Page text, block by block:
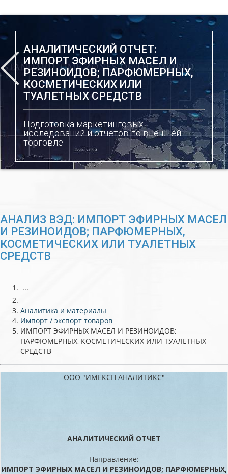
АНАЛИТИЧЕСКИЙ ОТЧЕТ:
ИМПОРТ ЭФИРНЫХ МАСЕЛ И
РЕЗИНОИДОВ; ПАРФЮМЕРНЫХ,
КОСМЕТИЧЕСКИХ ИЛИ
ТУАЛЕТНЫХ СРЕДСТВ
Подготовка маркетинговых
исследований и отчетов по внешней
торговле
АНАЛИЗ ВЭД: ИМПОРТ ЭФИРНЫХ МАСЕЛ
И РЕЗИНОИДОВ; ПАРФЮМЕРНЫХ,
КОСМЕТИЧЕСКИХ ИЛИ ТУАЛЕТНЫХ
СРЕДСТВ
...
Аналитика и материалы
Импорт / экспорт товаров
ИМПОРТ ЭФИРНЫХ МАСЕЛ И РЕЗИНОИДОВ;
ПАРФЮМЕРНЫХ, КОСМЕТИЧЕСКИХ ИЛИ ТУАЛЕТНЫХ
СРЕДСТВ
ООО "ИМЕКСП АНАЛИТИКС"
АНАЛИТИЧЕСКИЙ ОТЧЕТ
Направление:
ИМПОРТ ЭФИРНЫХ МАСЕЛ И РЕЗИНОИДОВ; ПАРФЮМЕРНЫХ,